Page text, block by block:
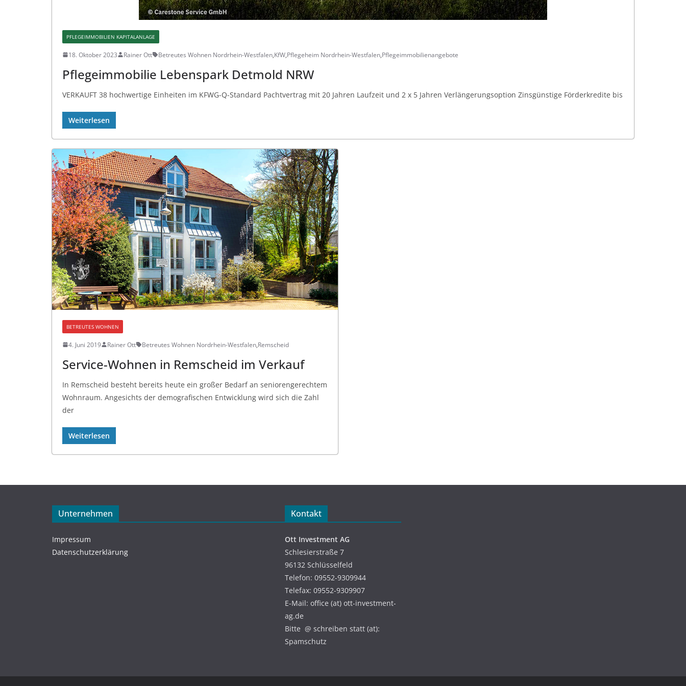
PFLEGEIMMOBILIEN KAPITALANLAGE
18. Oktober 2023 Rainer Ott Betreutes Wohnen Nordrhein-Westfalen,KfW,Pflegeheim Nordrhein-Westfalen,Pflegeimmobilienangebote
Pflegeimmobilie Lebenspark Detmold NRW
VERKAUFT 38 hochwertige Einheiten im KFWG-Q-Standard Pachtvertrag mit 20 Jahren Laufzeit und 2 x 5 Jahren Verlängerungsoption Zinsgünstige Förderkredite bis
Weiterlesen
BETREUTES WOHNEN
4. Juni 2019 Rainer Ott Betreutes Wohnen Nordrhein-Westfalen,Remscheid
Service-Wohnen in Remscheid im Verkauf
In Remscheid besteht bereits heute ein großer Bedarf an seniorengerechtem
Wohnraum. Angesichts der demografischen Entwicklung wird sich die Zahl
der
Weiterlesen
Unternehmen
Impressum
Datenschutzerklärung
Kontakt
Ott Investment AG
Schlesierstraße 7
96132 Schlüsselfeld
Telefon: 09552-9309944
Telefax: 09552-9309907
E-Mail: office (at) ott-investment-
ag.de
Bitte @ schreiben statt (at):
Spamschutz